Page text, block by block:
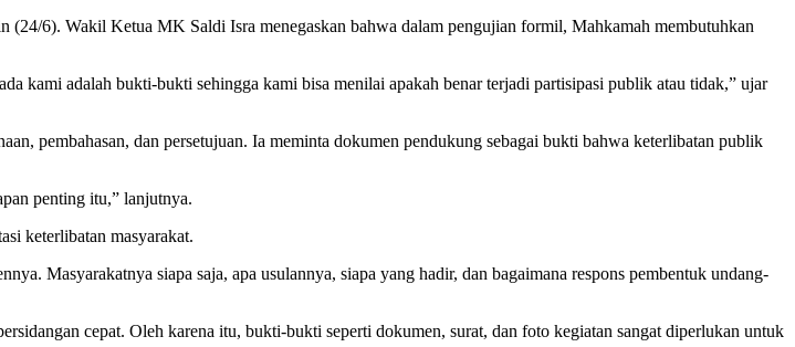
6). Wakil Ketua MK Saldi Isra menegaskan bahwa dalam pengujian formil, Mahkamah membutuhkan
kami adalah bukti-bukti sehingga kami bisa menilai apakah benar terjadi partisipasi publik atau tidak,” ujar
pembahasan, dan persetujuan. Ia meminta dokumen pendukung sebagai bukti bahwa keterlibatan publik
penting itu,” lanjutnya.
keterlibatan masyarakat.
Masyarakatnya siapa saja, apa usulannya, siapa yang hadir, dan bagaimana respons pembentuk undang-
cepat. Oleh karena itu, bukti-bukti seperti dokumen, surat, dan foto kegiatan sangat diperlukan untuk